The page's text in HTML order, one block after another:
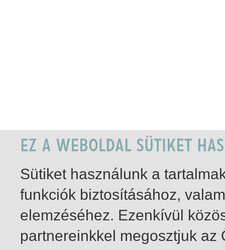
Sütiket használunk a
funkciók biztosításához,
elemzéséhez. Ezenkívül
partnereinkkel megosztjuk